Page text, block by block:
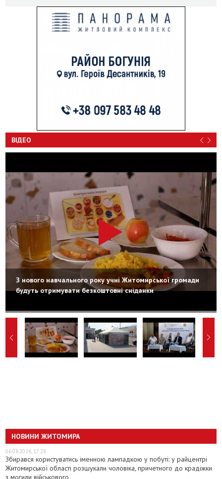
ВІДЕО
З нового навчального року учні Житомирської громади
будуть отримувати безкоштовні сніданки
НОВИНИ ЖИТОМИРА
06.08.2026, 17:28
Збирався користуватись іменною лампадкою у побуті: у райцентрі
Житомирської області розшукали чоловіка, причетного до крадіжки
з могили військового